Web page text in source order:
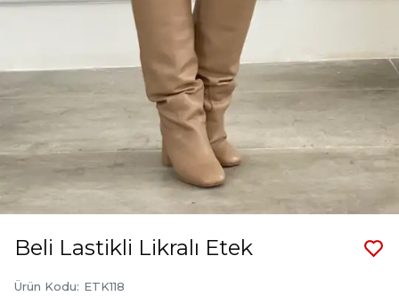
Beli Lastikli Likralı Etek
Ürün Kodu: ETK118